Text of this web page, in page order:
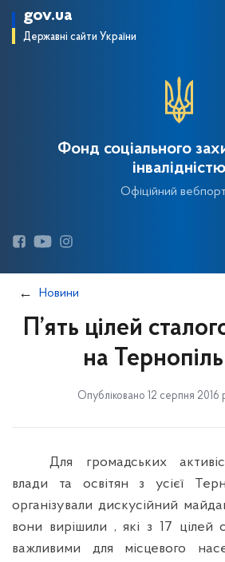
gov.ua
Державні сайти України
Фонд соціального
інвалідністю
Офіційний
Новини
П’ять цілей
на
Опубліковано 12 серпня 2016
Для громадських
влади та освітян з усієї
організували дискусійний
вони вирішили , які з 17 цілей
важливими для місцевого